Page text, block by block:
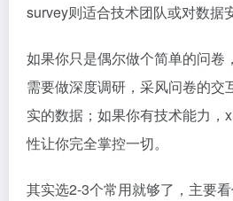
survey则适合技术团队或对数据
如果你只是偶尔做个简单的问卷
需要做深度调研，采风问卷的交
实的数据；如果你有技术能力，
性让你完全掌控一切。
其实选2-3个常用就够了，主要